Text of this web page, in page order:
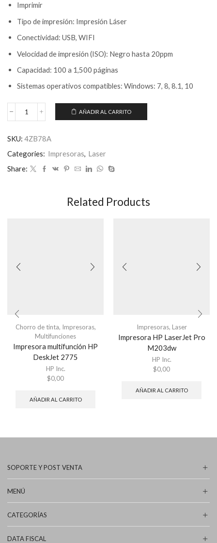
Imprimir
Tipo de impresión: Impresión Láser
Conectividad: USB, WIFI
Velocidad de impresión (ISO): Negro hasta 20ppm
Capacidad: 100 a 1,500 páginas
Sistemas operativos compatibles: Windows: 7, 8, 8.1, 10
Impresora
cantidad
AÑADIR AL CARRITO
SKU: 4ZB78A
Categories: Impresoras, Laser
Share:
Related Products
Chorro de tinta, Impresoras,
Multifunciones
Impresora multifunción HP
DeskJet 2775
HP Inc.
$0,00
AÑADIR AL CARRITO
Impresoras, Laser
Impresora HP LaserJet Pro
M203dw
HP Inc.
$0,00
AÑADIR AL CARRITO
SOPORTE Y POST VENTA
MENÚ
CATEGORÍAS
DATA FISCAL